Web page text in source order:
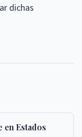
dichas
en Estados